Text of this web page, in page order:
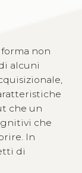
non
alcuni
che un
che
In
di